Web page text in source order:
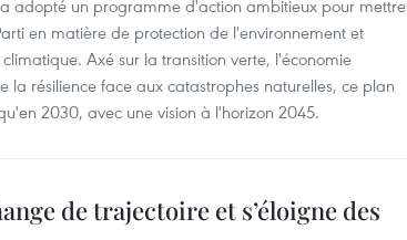
adopté un programme d'action ambitieux pour mettre
en matière de protection de l'environnement et
Axé sur la transition verte, l'économie
la résilience face aux catastrophes naturelles, ce plan
2030, avec une vision à l'horizon 2045.
de trajectoire et s’éloigne des